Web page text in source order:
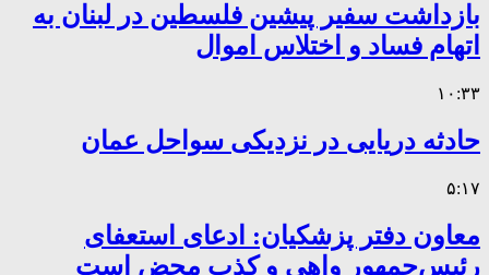
بازداشت سفیر پیشین فلسطین در لبنان به
اتهام فساد و اختلاس اموال
۱۰:۳۳
حادثه دریایی در نزدیکی سواحل عمان
۵:۱۷
معاون دفتر پزشکیان: ادعای استعفای
رئیس‌جمهور واهی و کذب محض است